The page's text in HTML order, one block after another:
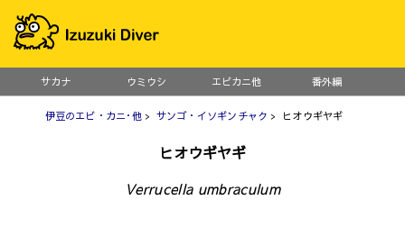
サカナ ウミウシ エビカニ他 番外編
伊豆のエビ・カニ･他> サンゴ・イソギンチャク > ヒオウギヤギ
ヒオウギヤギ
Verrucella umbraculum